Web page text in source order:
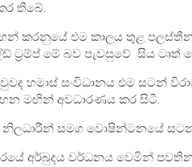
තිබේ.
කරනුයේ එම කාලය තුළ
ට්‍රම්ප් මේ බව පැවසුවේ සිය
හමාස් සංවිධානය එම සටන්
මඟින් අවධාරණය කර සිටී.
නිලධාරීන් සමග වොෂින්ටනයේ
අර්බුදය වර්ධනය වෙමින්